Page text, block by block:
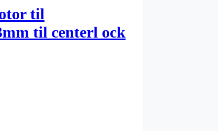
til
til centerl ock